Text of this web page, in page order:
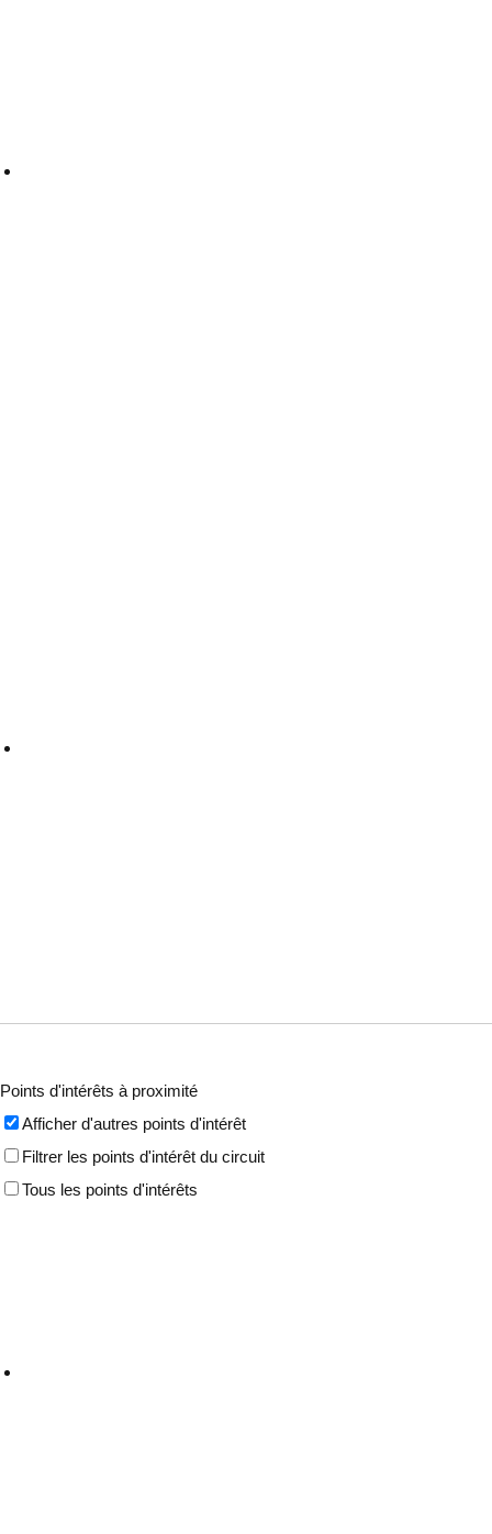
Points d'intérêts à proximité
Afficher d'autres points d'intérêt
Filtrer les points d'intérêt du circuit
Tous les points d'intérêts